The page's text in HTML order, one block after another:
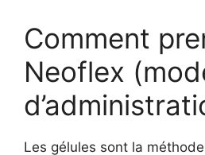
Comment
Neoflex
Les gélules sont la